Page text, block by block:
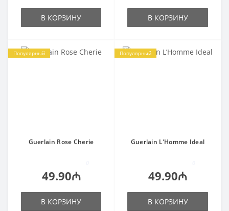
В КОРЗИНУ В КОРЗИНУ
Популярный
Guerlain Rose Cherie
49.90₼
В КОРЗИНУ
Популярный
Guerlain L’Homme Ideal
49.90₼
В КОРЗИНУ